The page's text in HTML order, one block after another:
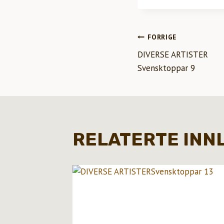
FORRIGE
DIVERSE ARTISTER
Svensktoppar 9
RELATERTE